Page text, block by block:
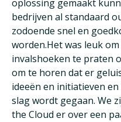
oplossing gemaakt
bedrijven al standaard
zodoende snel en
worden.Het was leuk
invalshoeken te praten
om te horen dat er
ideeën en initiatieven
slag wordt gegaan. We
the Cloud er over een